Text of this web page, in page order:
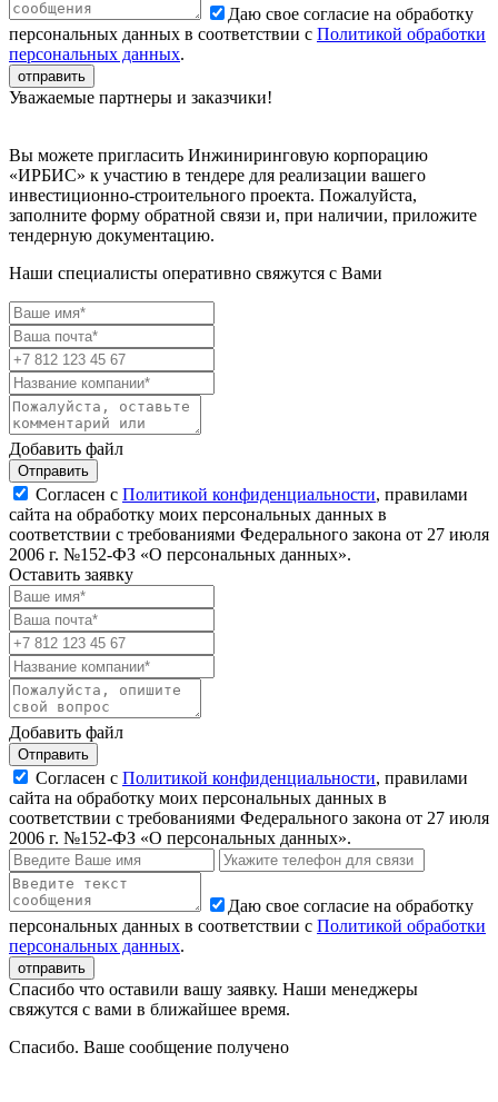
Даю свое согласие на обработку
персональных данных в соответствии с Политикой обработки
персональных данных.
Уважаемые партнеры и заказчики!
Вы можете пригласить Инжиниринговую корпорацию
«ИРБИС» к участию в тендере для реализации вашего
инвестиционно-строительного проекта. Пожалуйста,
заполните форму обратной связи и, при наличии, приложите
тендерную документацию.
Наши специалисты оперативно свяжутся с Вами
Добавить файл
Отправить
Согласен с Политикой конфиденциальности, правилами
сайта на обработку моих персональных данных в
соответствии с требованиями Федерального закона от 27 июля
2006 г. №152-ФЗ «О персональных данных».
Оставить заявку
Добавить файл
Отправить
Согласен с Политикой конфиденциальности, правилами
сайта на обработку моих персональных данных в
соответствии с требованиями Федерального закона от 27 июля
2006 г. №152-ФЗ «О персональных данных».
Даю свое согласие на обработку
персональных данных в соответствии с Политикой обработки
персональных данных.
Спасибо что оставили вашу заявку. Наши менеджеры
свяжутся с вами в ближайшее время.
Спасибо. Ваше сообщение получено